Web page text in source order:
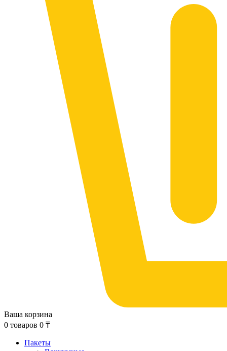
Ваша корзина
0 товаров 0 ₸
Пакеты